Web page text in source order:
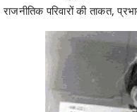
राजनीतिक परिवारों की ताकत,